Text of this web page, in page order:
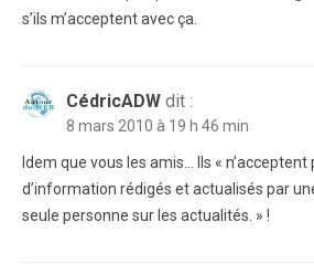
s’ils m’acceptent avec ça.
CédricADW dit :
8 mars 2010 à 19 h 46 min
Idem que vous les amis… Ils « n’acceptent
d’information rédigés et actualisés par
seule personne sur les actualités. » !